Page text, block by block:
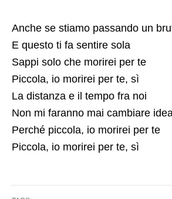
Anche se stiamo passando un
E questo ti fa sentire sola
Sappi solo che morirei per te
Piccola, io morirei per te, sì
La distanza e il tempo fra noi
Non mi faranno mai cambiare
Perché piccola, io morirei per te
Piccola, io morirei per te, sì